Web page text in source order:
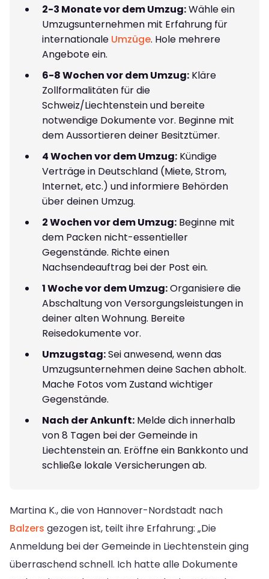
2-3 Monate vor dem Umzug:Wähle ein
Umzugsunternehmen mit Erfahrung für
internationale Umzüge. Hole mehrere
Angebote ein.
6-8 Wochen vor dem Umzug: Kläre
Zollformalitäten für die
Schweiz/Liechtenstein und bereite
notwendige Dokumente vor. Beginne mit
dem Aussortieren deiner Besitztümer.
4 Wochen vor dem Umzug: Kündige
Verträge in Deutschland (Miete, Strom,
Internet, etc.) und informiere Behörden
über deinen Umzug.
2 Wochen vor dem Umzug: Beginne mit
dem Packen nicht-essentieller
Gegenstände. Richte einen
Nachsendeauftrag bei der Post ein.
1 Woche vor dem Umzug:Organisiere die
Abschaltung von Versorgungsleistungen in
deiner alten Wohnung. Bereite
Reisedokumente vor.
Umzugstag:Sei anwesend, wenn das
Umzugsunternehmen deine Sachen abholt.
Mache Fotos vom Zustand wichtiger
Gegenstände.
Nach der Ankunft: Melde dich innerhalb
von 8 Tagen bei der Gemeinde in
Liechtenstein an. Eröffne ein Bankkonto und
schließe lokale Versicherungen ab.
Martina K., die von Hannover-Nordstadt nach
Balzers gezogen ist, teilt ihre Erfahrung: „Die
Anmeldung bei der Gemeinde in Liechtenstein ging
überraschend schnell. Ich hatte alle Dokumente